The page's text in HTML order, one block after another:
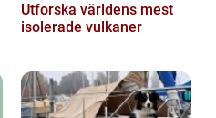
Utforska världens mest
isolerade vulkaner